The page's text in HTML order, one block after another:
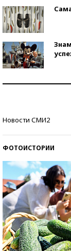
Новости СМИ2
ФОТОИСТОРИИ